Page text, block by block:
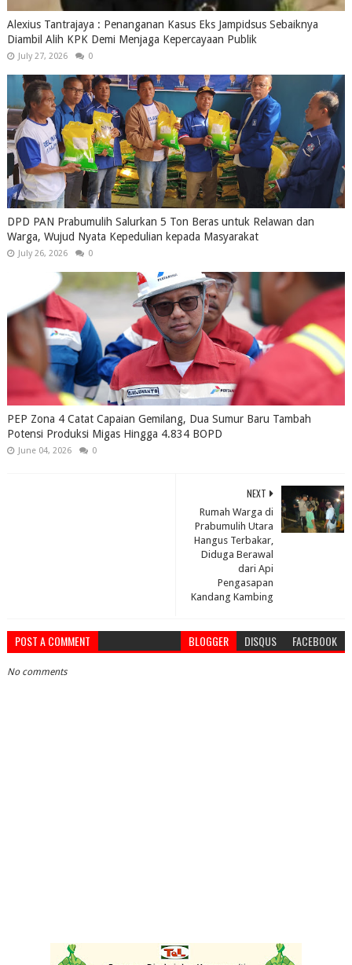
Alexius Tantrajaya : Penanganan Kasus Eks Jampidsus Sebaiknya
Diambil Alih KPK Demi Menjaga Kepercayaan Publik
July 27, 2026 0
DPD PAN Prabumulih Salurkan 5 Ton Beras untuk Relawan dan
Warga, Wujud Nyata Kepedulian kepada Masyarakat
July 26, 2026 0
PEP Zona 4 Catat Capaian Gemilang, Dua Sumur Baru Tambah
Potensi Produksi Migas Hingga 4.834 BOPD
June 04, 2026 0
NEXT
Rumah Warga di
Prabumulih Utara
Hangus Terbakar,
Diduga Berawal
dari Api
Pengasapan
Kandang Kambing
POST A COMMENT BLOGGER DISQUS FACEBOOK
No comments